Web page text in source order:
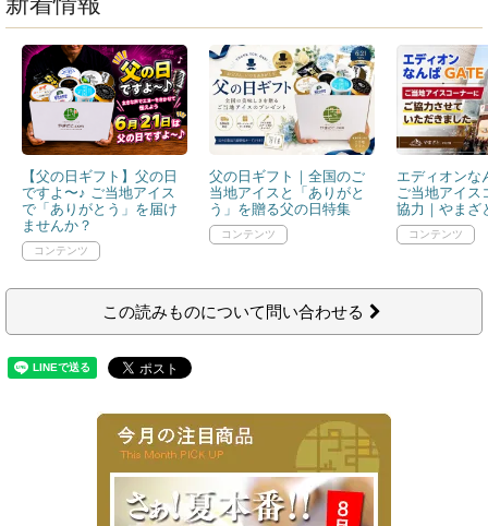
【父の日ギフト】父の日
ですよ〜♪ ご当地アイス
で「ありがとう」を届け
ませんか？
父の日ギフト｜全国のご
当地アイスと「ありがと
う」を贈る父の日特集
エディオンな
ご当地アイス
協力｜やまざ
この読みものについて問い合わせる